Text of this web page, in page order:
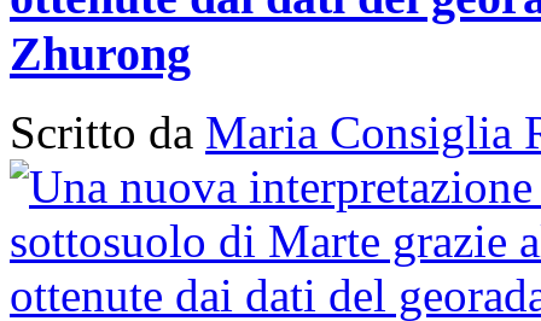
Zhurong
Scritto da Maria Consiglia